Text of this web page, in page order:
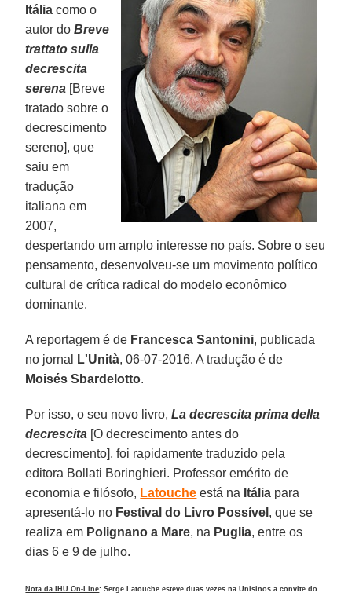
Itália como o
autor doBreve
trattato sulla
decrescita
serena [Breve
tratado sobre o
decrescimento
sereno], que
saiu em
tradução
italiana em
2007,
despertando um amplo interesse no país. Sobre o seu
pensamento, desenvolveu-se um movimento político
cultural de crítica radical do modelo econômico
dominante.
A reportagem é de Francesca Santonini, publicada
no jornal
L'Unità, 06-07-2016. A tradução é de
Moisés Sbardelotto.
Por isso, o seu novo livro,La decrescita prima della
decrescita [O decrescimento antes do
decrescimento], foi rapidamente traduzido pela
editora Bollati Boringhieri. Professor emérito de
economia e filósofo, Latouche está na Itália para
apresentá-lo no Festival do Livro Possível , que se
realiza em Polignano a Mare, na Puglia, entre os
dias 6 e 9 de julho.
Nota da IHU On-Line: Serge Latouche esteve duas vezes na Unisinos a convite do